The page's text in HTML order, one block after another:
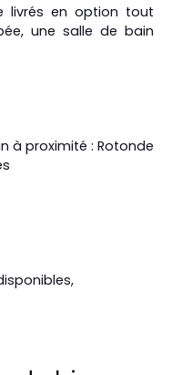
livrés en option tout
une salle de bain
à proximité : Rotonde